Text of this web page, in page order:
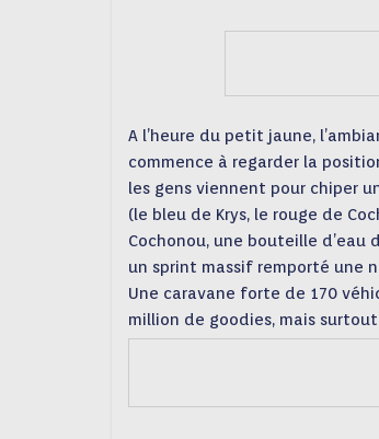
A l’heure du petit jaune,
commence à regarder la
les gens viennent pour chiper
(le bleu de Krys, le rouge de
Cochonou, une bouteille
un sprint massif remporté une
Une caravane forte de 170
million de goodies, mais